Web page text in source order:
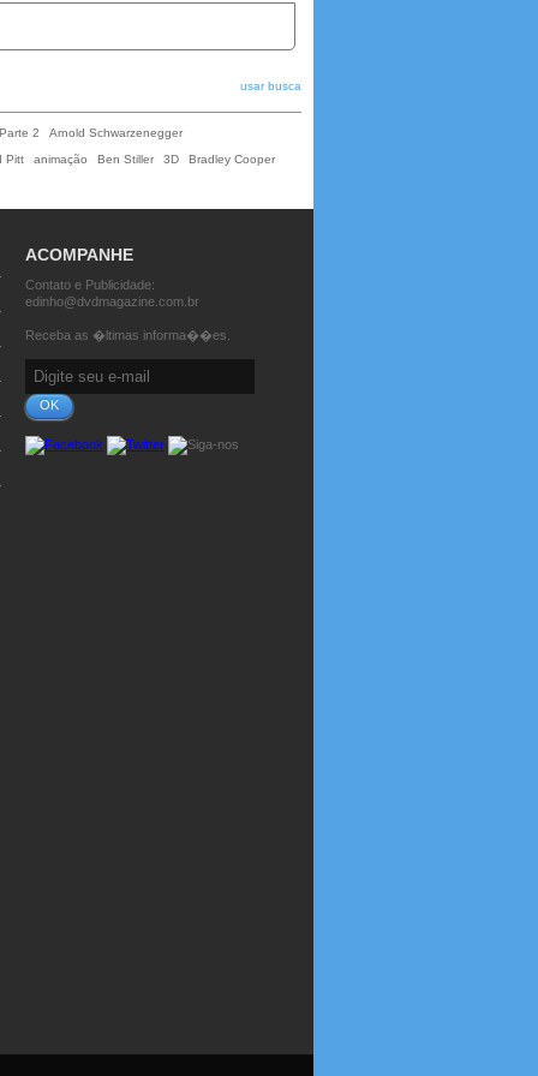
usar busca
2
Arnold Schwarzenegger
Pitt animação Ben Stiller 3D Bradley Cooper
ACOMPANHE
Contato e Publicidade:
edinho@dvdmagazine.com.br
Receba as �ltimas informa��es.
OK